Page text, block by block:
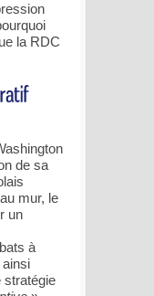
la RDC
de sa
mur, le
un
à
ainsi
stratégie